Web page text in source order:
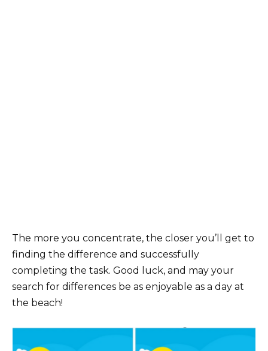
The more you concentrate, the closer you’ll get to
finding the difference and successfully
completing the task. Good luck, and may your
search for differences be as enjoyable as a day at
the beach!